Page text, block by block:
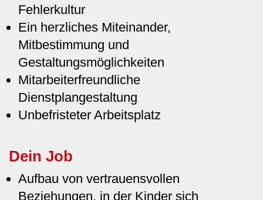
Fehlerkultur
Ein herzliches Miteinander,
Mitbestimmung und
Gestaltungsmöglichkeiten
Mitarbeiterfreundliche
Dienstplangestaltung
Unbefristeter Arbeitsplatz
Dein Job
Aufbau von vertrauensvollen
Beziehungen, in der Kinder sich